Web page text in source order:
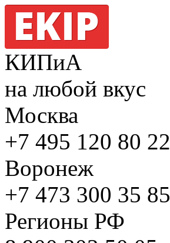
КИПиА
на любой вкус
Москва
+7 495 120 80 22
Воронеж
+7 473 300 35 85
Регионы РФ